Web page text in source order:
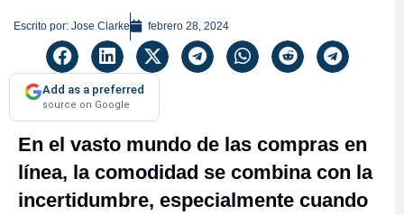
Escrito por: Jose Clarke febrero 28, 2024
Add as a preferred
source on Google
En el vasto mundo de las compras en
línea, la comodidad se combina con la
incertidumbre, especialmente cuando